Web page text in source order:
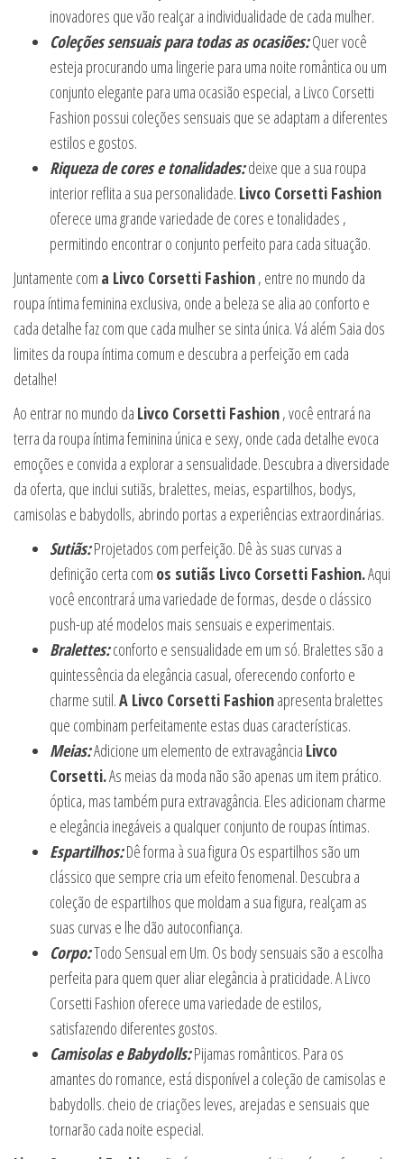
inovadores que vão realçar a individualidade de cada mulher.
Coleções sensuais para todas as ocasiões:Quer você
esteja procurando uma lingerie para uma noite romântica ou um
conjunto elegante para uma ocasião especial, a Livco Corsetti
Fashion possui coleções sensuais que se adaptam a diferentes
estilos e gostos.
Riqueza de cores e tonalidades:deixe que a sua roupa
interior reflita a sua personalidade. Livco Corsetti Fashion
oferece uma grande variedade de cores e tonalidades ,
permitindo encontrar o conjunto perfeito para cada situação.
Juntamente com a Livco Corsetti Fashion, entre no mundo da
roupa íntima feminina exclusiva, onde a beleza se alia ao conforto e
cada detalhe faz com que cada mulher se sinta única. Vá além Saia dos
limites da roupa íntima comum e descubra a perfeição em cada
detalhe!
Ao entrar no mundo da Livco Corsetti Fashion, você entrará na
terra da roupa íntima feminina única e sexy, onde cada detalhe evoca
emoções e convida a explorar a sensualidade. Descubra a diversidade
da oferta, que inclui sutiãs, bralettes, meias, espartilhos, bodys,
camisolas e babydolls, abrindo portas a experiências extraordinárias.
Sutiãs:Projetados com perfeição. Dê às suas curvas a
definição certa com os sutiãs Livco Corsetti Fashion.Aqui
você encontrará uma variedade de formas, desde o clássico
push-up até modelos mais sensuais e experimentais.
Bralettes:conforto e sensualidade em um só. Bralettes são a
quintessência da elegância casual, oferecendo conforto e
charme sutil.A Livco Corsetti Fashionapresenta bralettes
que combinam perfeitamente estas duas características.
Meias:Adicione um elemento de extravagância Livco
Corsetti.As meias da moda não são apenas um item prático.
óptica, mas também pura extravagância. Eles adicionam charme
e elegância inegáveis a qualquer conjunto de roupas íntimas.
Espartilhos:Dê forma à sua figura Os espartilhos são um
clássico que sempre cria um efeito fenomenal. Descubra a
coleção de espartilhos que moldam a sua figura, realçam as
suas curvas e lhe dão autoconfiança.
Corpo:Todo Sensual em Um. Os body sensuais são a escolha
perfeita para quem quer aliar elegância à praticidade. A Livco
Corsetti Fashion oferece uma variedade de estilos,
satisfazendo diferentes gostos.
Camisolas e Babydolls:Pijamas românticos. Para os
amantes do romance, está disponível a coleção de camisolas e
babydolls. cheio de criações leves, arejadas e sensuais que
tornarão cada noite especial.